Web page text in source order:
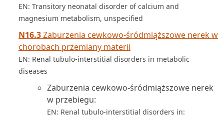
EN: Transitory neonatal disorder of calcium and
magnesium metabolism, unspecified
N16.3Zaburzenia cewkowo-śródmiąższowe nerek w
chorobach przemiany materii
EN: Renal tubulo-interstitial disorders in metabolic
diseases
Zaburzenia cewkowo-śródmiąższowe nerek
w przebiegu:
EN: Renal tubulo-interstitial disorders in: